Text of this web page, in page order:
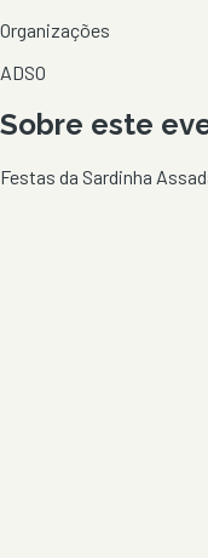
Organizações
ADSO
Sobre este
Festas da Sardinha